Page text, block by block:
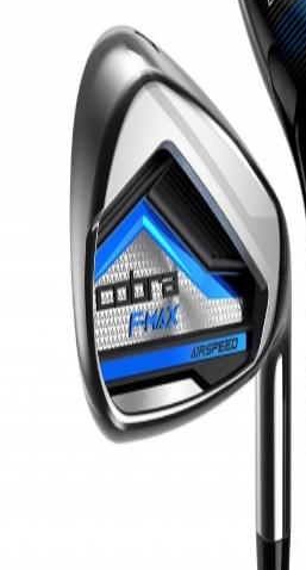
編集部のおすすめ
Our Team 私たちのチーム
Our Mission 私たちの使命
ABOUT US MyGolfSpyJapanとは？